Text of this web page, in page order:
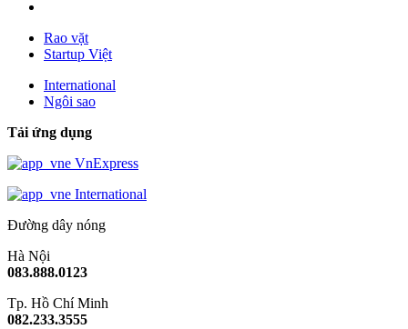
Rao vặt
Startup Việt
International
Ngôi sao
Tải ứng dụng
VnExpress
International
Đường dây nóng
Hà Nội
083.888.0123
Tp. Hồ Chí Minh
082.233.3555